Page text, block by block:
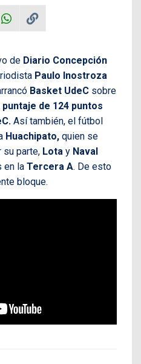
de Diario Concepción
Paulo Inostroza
Basket UdeC sobre
de 124 puntos
Así también, el fútbol
Huachipato, quien se
su parte, Lota y Naval
en la Tercera A. De esto
bloque.